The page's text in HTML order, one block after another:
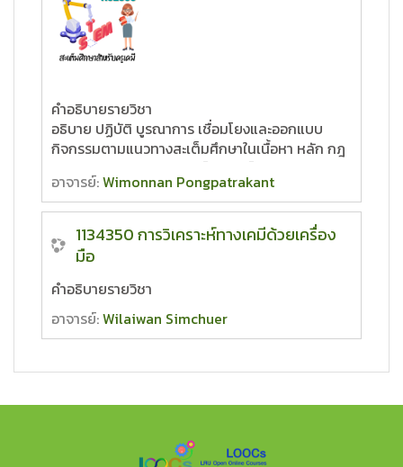
คำอธิบายรายวิชา
อธิบาย ปฏิบัติ บูรณาการ เชื่อมโยงและออกแบบ
กิจกรรมตามแนวทางสะเต็มศึกษาในเนื้อหา หลัก กฎ
และโลก อวกาศ ดาราศาสตร์) การเชื่อมโยงเนื้อหา
ระหว่าง ๔ สาระวิชา การปฏิบัติการเชิงวิทยาศาสตร์
การวิเคราะห์ ให้เหตุผล การประยุกต์แนวคิดทาง
วิทยาศาสตร์และคณิตศาสตร์ เพื่ออธิบาย ทำนาย
ปรากฏการณ์ต่างๆ ภายใต้บริบทที่แตกต่างกัน การ
ใช้งาน การจัดการ การเข้าถึงเทคโนโลยี การ
ประยุกต์ใช้ความรู้วิทยาศาสตร์ คณิตศาสตร์ และ
เทคโนโลยีที่มีอยู่อย่างคุ้มค่า
อาจารย์:Wimonnan Pongpatrakant
1134350 การวิเคราะห์ทางเคมีด้วยเครื่อง
มือ
คำอธิบายรายวิชา
อาจารย์:Wilaiwan Simchuer